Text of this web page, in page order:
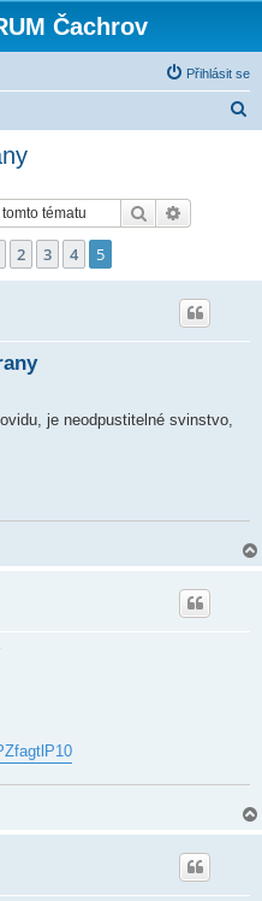
Čachrov
Přihlásit se
Hledat
2 3 4 5
je neodpustitelné svinstvo,